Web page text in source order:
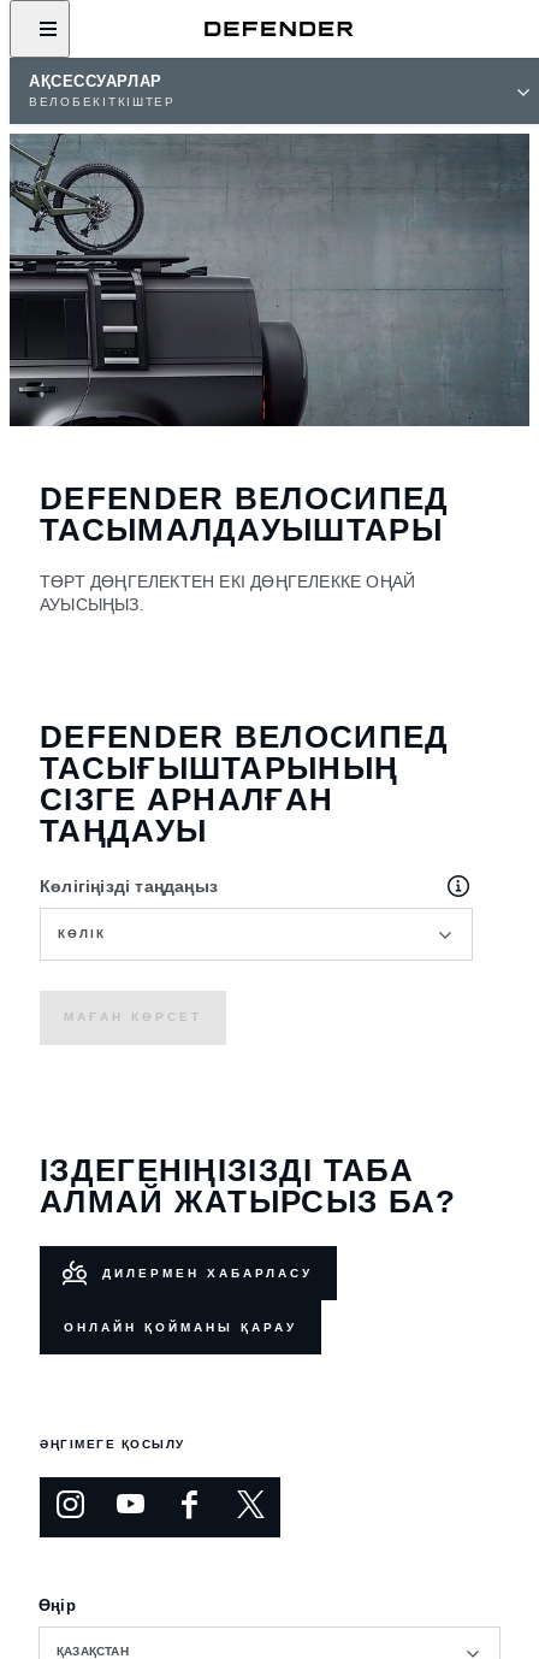
АҚСЕССУАРЛАР
ВЕЛОБЕКІТКІШТЕР
DEFENDER ВЕЛОСИПЕД
ТАСЫМАЛДАУЫШТАРЫ
ТӨРТ ДӨҢГЕЛЕКТЕН ЕКІ ДӨҢГЕЛЕККЕ ОҢАЙ
АУЫСЫҢЫЗ.
DEFENDER ВЕЛОСИПЕД
ТАСЫҒЫШТАРЫНЫҢ
СІЗГЕ АРНАЛҒАН
ТАҢДАУЫ
Көлігіңізді таңдаңыз
КӨЛІК
МАҒАН КӨРСЕТ
ІЗДЕГЕНІҢІЗІЗДІ ТАБА
АЛМАЙ ЖАТЫРСЫЗ БА?
ДИЛЕРМЕН ХАБАРЛАСУ
ОНЛАЙН ҚОЙМАНЫ ҚАРАУ
ӘҢГІМЕГЕ ҚОСЫЛУ
Өңір
ҚАЗАҚСТАН